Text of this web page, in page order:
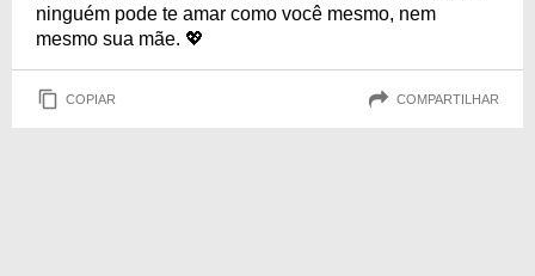
ninguém pode te amar como você mesmo, nem
mesmo sua mãe. 💖
COPIAR COMPARTILHAR